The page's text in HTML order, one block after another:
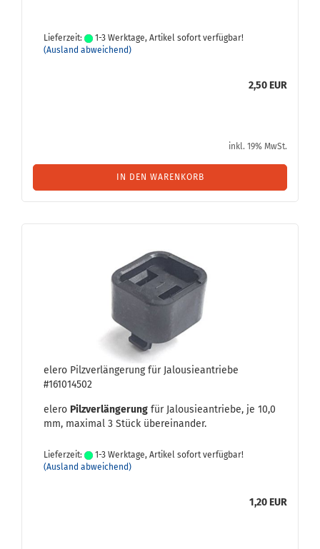
Lieferzeit:
1-3 Werktage, Artikel sofort verfügbar!
(Ausland abweichend)
2,50 EUR
inkl. 19% MwSt.
IN DEN WARENKORB
elero Pilz­ver­län­ge­rung für Ja­lou­sie­an­trie­be
#161014502
elero Pilz­ver­län­ge­rung für Ja­lou­sie­an­trie­be, je 10,0
mm, ma­xi­mal 3 Stück über­ein­an­der.
Lieferzeit:
1-3 Werktage, Artikel sofort verfügbar!
(Ausland abweichend)
1,20 EUR